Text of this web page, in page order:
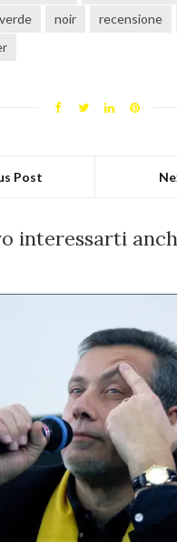
noir recensione
Post
interessarti